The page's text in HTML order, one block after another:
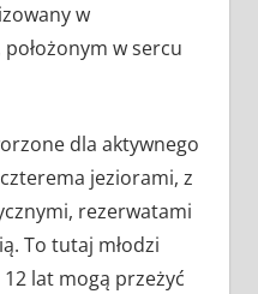
w
w sercu
dla aktywnego
jeziorami, z
rezerwatami
To tutaj młodzi
lat mogą przeżyć